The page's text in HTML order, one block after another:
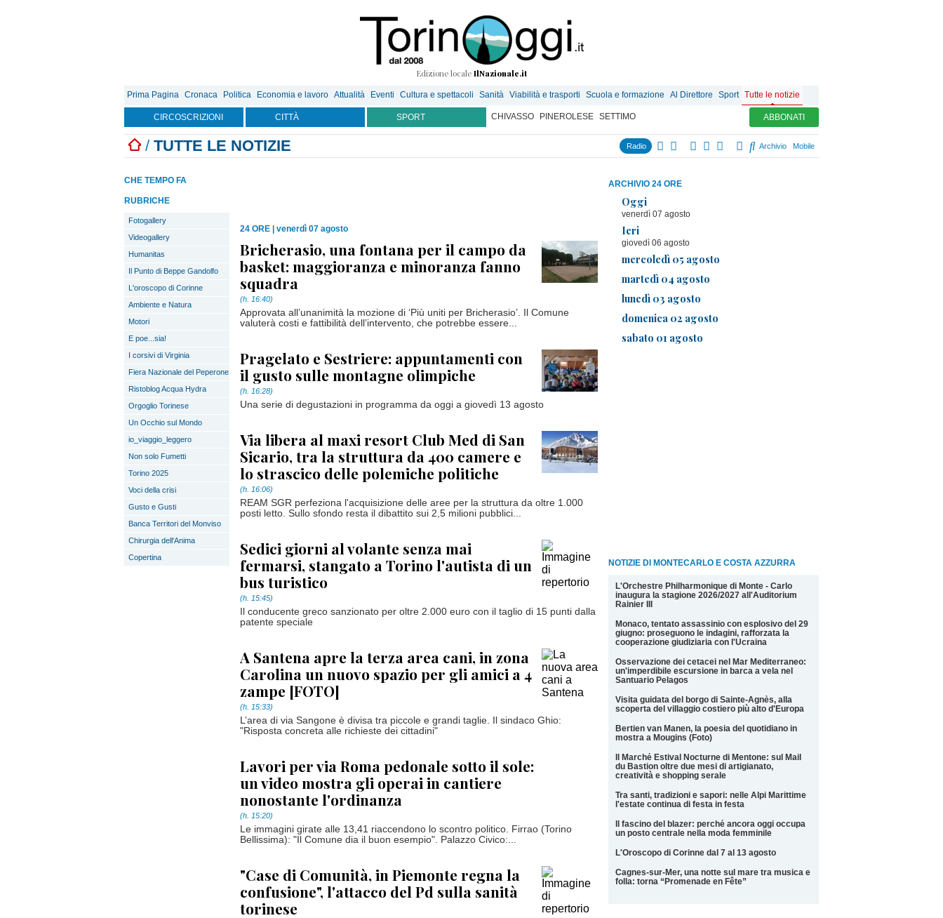
Edizione locale IlNazionale.it
Prima Pagina Cronaca Politica Economia e lavoro Attualità Eventi Cultura e spettacoli Sanità Viabilità e trasporti Scuola e formazione Al Direttore Sport Tutte le notizie
CIRCOSCRIZIONI CITTÀ SPORT CHIVASSO PINEROLESE SETTIMO ABBONATI
/ TUTTE LE NOTIZIE Radio Archivio Mobile
ARCHIVIO 24 ORE
Oggi
venerdì 07 agosto
Ieri
giovedì 06 agosto
mercoledì 05 agosto
martedì 04 agosto
lunedì 03 agosto
domenica 02 agosto
sabato 01 agosto
NOTIZIE DI MONTECARLO E COSTA AZZURRA
L'Orchestre Philharmonique di Monte - Carlo
inaugura la stagione 2026/2027 all'Auditorium
Rainier III
Monaco, tentato assassinio con esplosivo del 29
giugno: proseguono le indagini, rafforzata la
cooperazione giudiziaria con l'Ucraina
Osservazione dei cetacei nel Mar Mediterraneo:
un'imperdibile escursione in barca a vela nel
Santuario Pelagos
Visita guidata del borgo di Sainte-Agnès, alla
scoperta del villaggio costiero più alto d'Europa
Bertien van Manen, la poesia del quotidiano in
mostra a Mougins (Foto)
Il Marché Estival Nocturne di Mentone: sul Mail
du Bastion oltre due mesi di artigianato,
creatività e shopping serale
Tra santi, tradizioni e sapori: nelle Alpi Marittime
l'estate continua di festa in festa
Il fascino del blazer: perché ancora oggi occupa
un posto centrale nella moda femminile
L'Oroscopo di Corinne dal 7 al 13 agosto
Cagnes-sur-Mer, una notte sul mare tra musica e
folla: torna “Promenade en Fête”
CHE TEMPO FA
RUBRICHE
Fotogallery
Videogallery
Humanitas
Il Punto di Beppe Gandolfo
L'oroscopo di Corinne
Ambiente e Natura
Motori
E poe...sia!
I corsivi di Virginia
Fiera Nazionale del Peperone
Ristoblog Acqua Hydra
Orgoglio Torinese
Un Occhio sul Mondo
io_viaggio_leggero
Non solo Fumetti
Torino 2025
Voci della crisi
Gusto e Gusti
Banca Territori del Monviso
Chirurgia dell'Anima
Copertina
24 ORE venerdì 07 agosto
Bricherasio, una fontana per il campo da
basket: maggioranza e minoranza fanno
squadra
(h. 16:40)
Approvata all’unanimità la mozione di ‘Più uniti per Bricherasio’. Il Comune
valuterà costi e fattibilità dell’intervento, che potrebbe essere...
Pragelato e Sestriere: appuntamenti con
il gusto sulle montagne olimpiche
(h. 16:28)
Una serie di degustazioni in programma da oggi a giovedì 13 agosto
Via libera al maxi resort Club Med di San
Sicario, tra la struttura da 400 camere e
lo strascico delle polemiche politiche
(h. 16:06)
REAM SGR perfeziona l'acquisizione delle aree per la struttura da oltre 1.000
posti letto. Sullo sfondo resta il dibattito sui 2,5 milioni pubblici...
Sedici giorni al volante senza mai
fermarsi, stangato a Torino l'autista di un
bus turistico
(h. 15:45)
Il conducente greco sanzionato per oltre 2.000 euro con il taglio di 15 punti dalla
patente speciale
A Santena apre la terza area cani, in zona
Carolina un nuovo spazio per gli amici a 4
zampe [FOTO]
(h. 15:33)
L’area di via Sangone è divisa tra piccole e grandi taglie. Il sindaco Ghio:
"Risposta concreta alle richieste dei cittadini"
Lavori per via Roma pedonale sotto il sole:
un video mostra gli operai in cantiere
nonostante l'ordinanza
(h. 15:20)
Le immagini girate alle 13,41 riaccendono lo scontro politico. Firrao (Torino
Bellissima): "Il Comune dia il buon esempio". Palazzo Civico:...
"Case di Comunità, in Piemonte regna la
confusione", l'attacco del Pd sulla sanità
torinese